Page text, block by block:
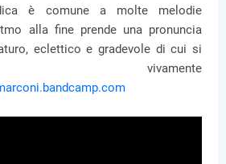
è comune a molte melodie
alla fine prende una pronuncia
eclettico e gradevole di cui si
vivamente